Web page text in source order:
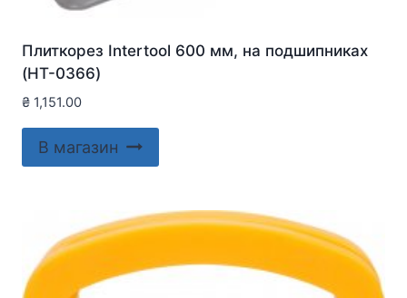
Плиткорез Intertool 600 мм, на подшипниках
(HT-0366)
₴ 1,151.00
В магазин